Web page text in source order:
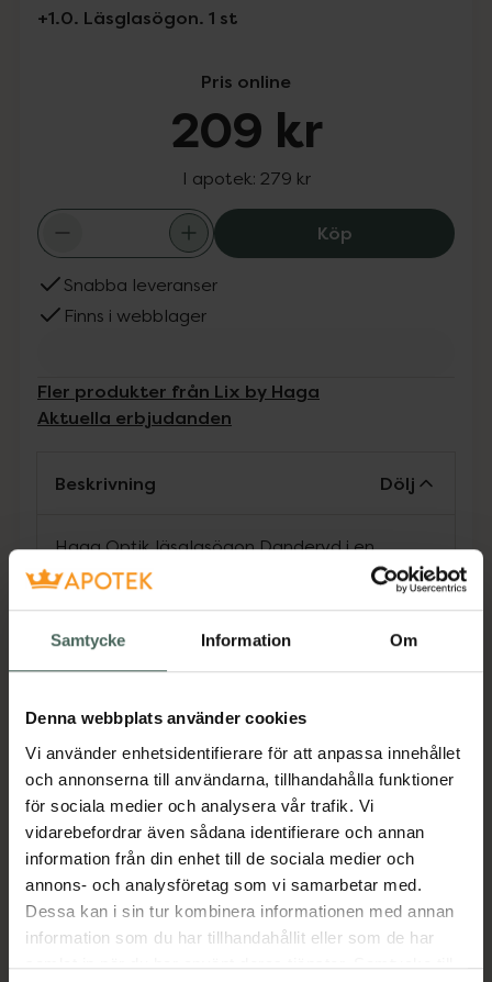
Samtycke Information Om
Denna webbplats använder cookies
Vi använder enhetsidentifierare för att anpassa innehållet
och annonserna till användarna, tillhandahålla funktioner
för sociala medier och analysera vår trafik. Vi
vidarebefordrar även sådana identifierare och annan
information från din enhet till de sociala medier och
annons- och analysföretag som vi samarbetar med.
Dessa kan i sin tur kombinera informationen med annan
information som du har tillhandahållit eller som de har
samlat in när du har använt deras tjänster. Samtycke till
+1.0. Läsglasögon. 1 st
Pris online
209 kr
I apotek: 279 kr
KöpHaga Optik
Snabba leveranser
Finns i webblager
Fler produkter från Lix by Haga
Aktuella erbjudanden
Beskrivning Dölj
Haga Optik läsglasögon Danderyd i en
klassisk modell med havana-färgad front och
svarta skalmar för perfekt seende på nära
för naturlig återgivning vid rätt anpassad
styrka. Metalldelarna är antinickel-
EAN:07318830002839
Kategorier:
Glasögon
Innehåll Visa